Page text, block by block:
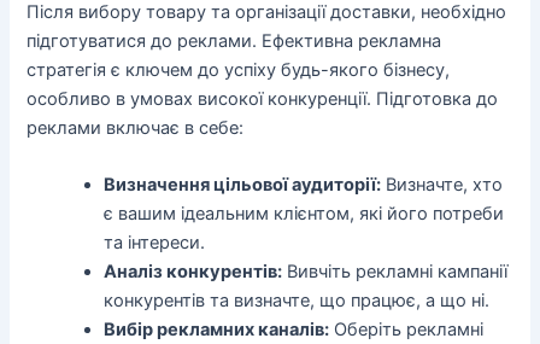
Після вибору товару та організації доставки, необхідно
підготуватися до реклами. Ефективна рекламна
стратегія є ключем до успіху будь-якого бізнесу,
особливо в умовах високої конкуренції. Підготовка до
реклами включає в себе:
Визначення цільової аудиторії: Визначте, хто
є вашим ідеальним клієнтом, які його потреби
та інтереси.
Аналіз конкурентів: Вивчіть рекламні кампанії
конкурентів та визначте, що працює, а що ні.
Вибір рекламних каналів: Оберіть рекламні